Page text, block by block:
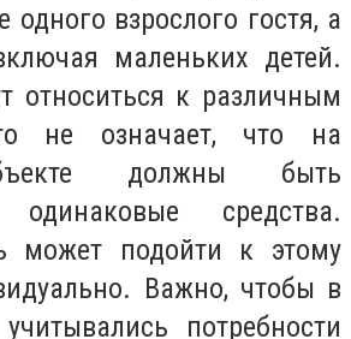
одного взрослого гостя, а
маленьких детей.
относиться к различным
не означает, что на
должны быть
одинаковые средства.
может подойти к этому
Важно, чтобы в
потребности